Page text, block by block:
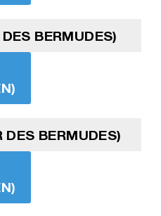
BERMUDES)
BERMUDES)